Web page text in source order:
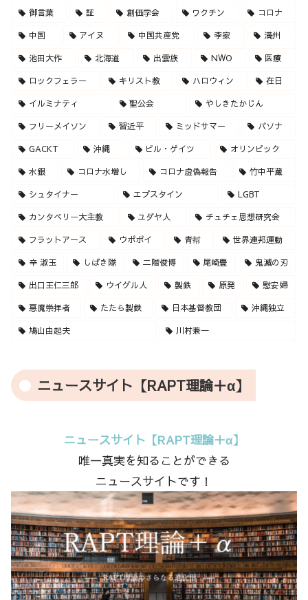
御言葉 証 創価学会 ワクチン コロナ
中国 アイヌ 中国共産党 李家 満州
池田大作 北海道 出雲族 NWO 医療
ロックフェラー キリスト教 ハロウィン 在日
イルミナティ 聖公会 やしきたかじん
フリーメイソン 習近平 ミッドサマー パソナ
GACKT 沖縄 ビル・ゲイツ オリンピック
水銀 コロナ水増し コロナ虚偽報告 竹中平蔵
シュタイナー エプスタイン LGBT
カンタベリー大主教 ユダヤ人 チュチェ思想研究会
フラットアース ウポポイ 青幇 世界連邦運動
辛 淑玉 しばき隊 二階俊博 尾崎豊 鬼滅の刃
出口王仁三郎 ウイグル人 製鉄 原発 慰安婦
悪魔崇拝者 たたら製鉄 日本基督教団 沖縄独立
鳩山由起夫 川村兼一
ニュースサイト【RAPT理論＋α】
ニュースサイト【RAPT理論＋α】
唯一真実を知ることができる
ニュースサイトです！